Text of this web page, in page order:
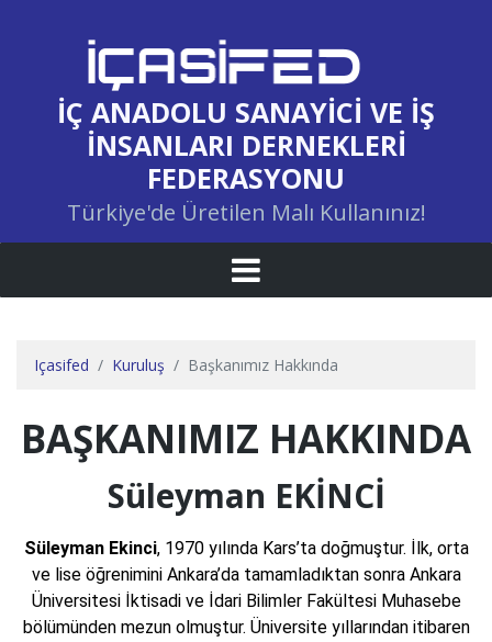
İÇ ANADOLU SANAYICI VE İŞ
İNSANLARI DERNEKLERI
FEDERASYONU
Türkiye'de Üretilen Malı Kullanınız!
Içasifed Kuruluş Başkanımız Hakkında
BAŞKANIMIZ HAKKINDA
Süleyman EKİNCİ
Süleyman Ekinci, 1970 yılında Kars’ta doğmuştur. İlk, orta
ve lise öğrenimini Ankara’da tamamladıktan sonra Ankara
Üniversitesi İktisadi ve İdari Bilimler Fakültesi Muhasebe
bölümünden mezun olmuştur. Üniversite yıllarından itibaren